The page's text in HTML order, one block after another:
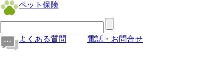
ペット保険
よくある質問 電話・お問合せ